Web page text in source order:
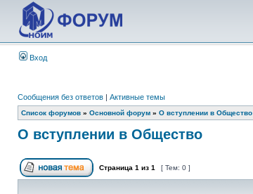
Вход
Сообщения без ответов | Активные темы
Список форумов » Основной форум » О вступлении в Общество
О вступлении в Общество
Страница 1 из 1 [ Тем: 0 ]